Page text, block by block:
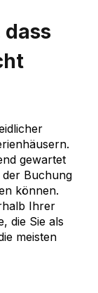
dass
gewartet
Buchung
können.
Ihrer
die Sie als
meisten